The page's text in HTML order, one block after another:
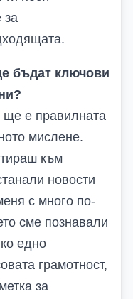
за
бъдат ключови
е правилната
мислене.
към
новости
с много по-
сме познавали
едно
грамотност,
за